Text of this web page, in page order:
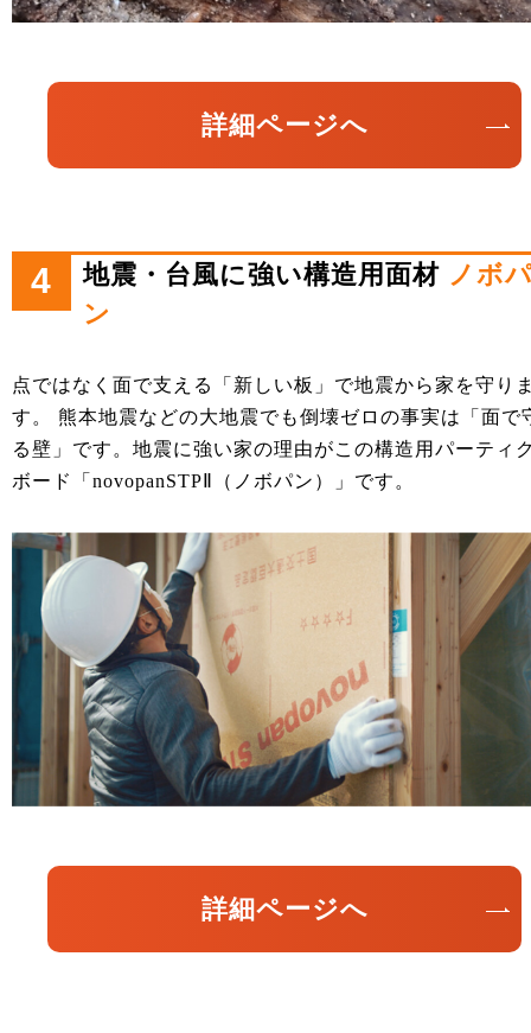
詳細ページへ
4 地震・台風に強い構造用面材 ノボ
ン
点ではなく面で支える「新しい板」で地震から家を守り
す。 熊本地震などの大地震でも倒壊ゼロの事実は「面で
る壁」です。地震に強い家の理由がこの構造用パーティ
ボード「novopanSTPⅡ（ノボパン）」です。
詳細ページへ